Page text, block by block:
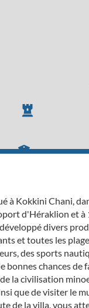
à Kokkini Chani,
d'Héraklion et à
divers
et toutes les
des sports
bonnes chances de
la civilisation
que de visiter le
de la villa, vous